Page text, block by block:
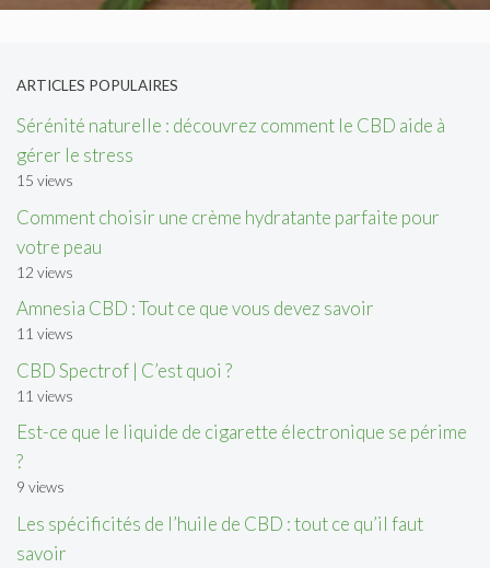
ARTICLES POPULAIRES
Sérénité naturelle : découvrez comment le CBD aide à
gérer le stress
15 views
Comment choisir une crème hydratante parfaite pour
votre peau
12 views
Amnesia CBD : Tout ce que vous devez savoir
11 views
CBD Spectrof | C’est quoi ?
11 views
Est-ce que le liquide de cigarette électronique se périme
?
9 views
Les spécificités de l’huile de CBD : tout ce qu’il faut
savoir